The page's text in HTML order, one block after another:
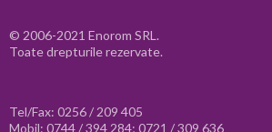
© 2006-2021 Enorom SRL.
Toate drepturile rezervate.
Tel/Fax: 0256 / 209 405
Mobil: 0744 / 394 284; 0721 / 309 636